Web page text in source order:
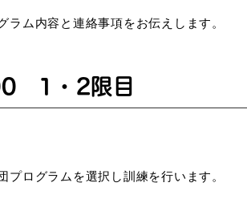
ラム内容と連絡事項をお伝えします。
1・2限目
プログラムを選択し訓練を行います。